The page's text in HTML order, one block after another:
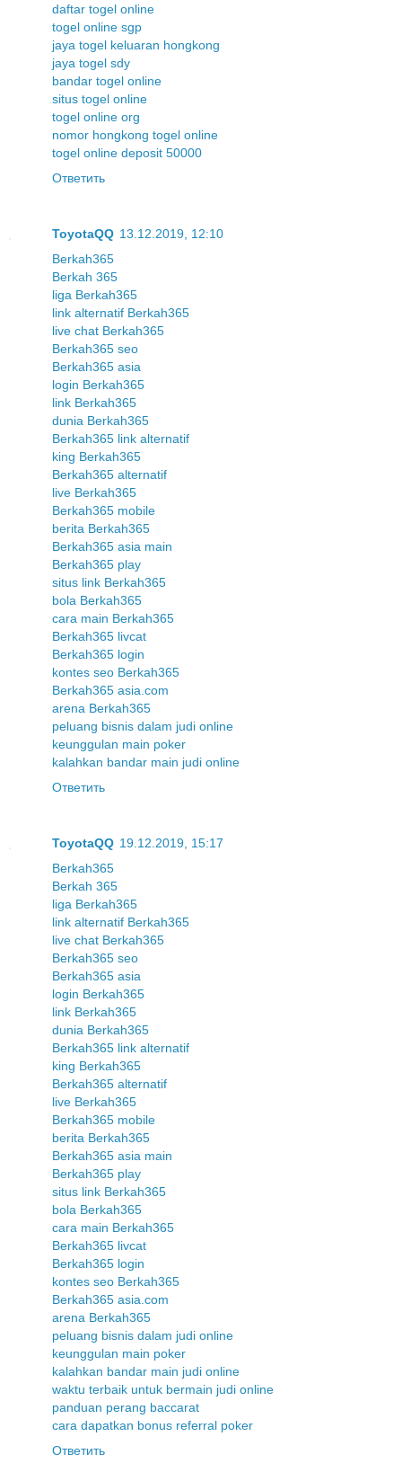
daftar togel online
togel online sgp
jaya togel keluaran hongkong
jaya togel sdy
bandar togel online
situs togel online
togel online org
nomor hongkong togel online
togel online deposit 50000
Ответить
ToyotaQQ 13.12.2019, 12:10
Berkah365
Berkah 365
liga Berkah365
link alternatif Berkah365
live chat Berkah365
Berkah365 seo
Berkah365 asia
login Berkah365
link Berkah365
dunia Berkah365
Berkah365 link alternatif
king Berkah365
Berkah365 alternatif
live Berkah365
Berkah365 mobile
berita Berkah365
Berkah365 asia main
Berkah365 play
situs link Berkah365
bola Berkah365
cara main Berkah365
Berkah365 livcat
Berkah365 login
kontes seo Berkah365
Berkah365 asia.com
arena Berkah365
peluang bisnis dalam judi online
keunggulan main poker
kalahkan bandar main judi online
Ответить
ToyotaQQ 19.12.2019, 15:17
Berkah365
Berkah 365
liga Berkah365
link alternatif Berkah365
live chat Berkah365
Berkah365 seo
Berkah365 asia
login Berkah365
link Berkah365
dunia Berkah365
Berkah365 link alternatif
king Berkah365
Berkah365 alternatif
live Berkah365
Berkah365 mobile
berita Berkah365
Berkah365 asia main
Berkah365 play
situs link Berkah365
bola Berkah365
cara main Berkah365
Berkah365 livcat
Berkah365 login
kontes seo Berkah365
Berkah365 asia.com
arena Berkah365
peluang bisnis dalam judi online
keunggulan main poker
kalahkan bandar main judi online
waktu terbaik untuk bermain judi online
panduan perang baccarat
cara dapatkan bonus referral poker
Ответить